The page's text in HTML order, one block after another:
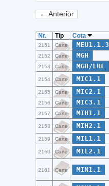
← Anterior
Nr. Tip Cota
2151 Carte MEU1.1.3
2152 Carte MGH
2153 Carte MGH/LHL
2154 Carte MIC1.1
2155 Carte MIC2.1
2156 Carte MIC3.1
2157 Carte MIH1.1
2158 Carte MIH2.1
2159 Carte MIL1.1
2160 Carte MIL2.1
2161 Carte MIN1.1